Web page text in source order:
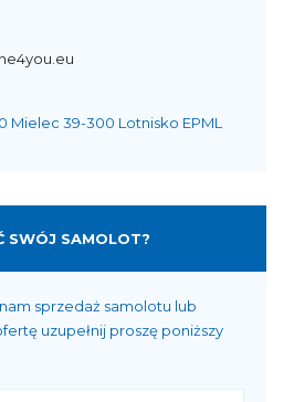
Mielec 39-300 Lotnisko EPML
SWÓJ SAMOLOT?
sprzedaż samolotu lub
uzupełnij proszę poniższy